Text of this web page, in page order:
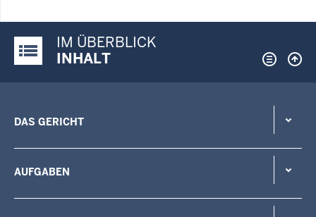
Justiz-Portal im Überblick:
IM ÜBERBLICK
INHALT
DAS GERICHT
AUFGABEN